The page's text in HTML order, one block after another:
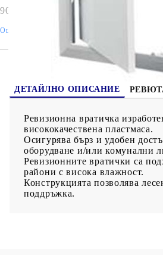
9010768
Оцени продукта
ДЕТАЙЛНО ОПИСАНИЕ
Ревизионна вратичка
висококачествена пластмаса.
Осигурява бърз и удобен
оборудване и/или комунални
Ревизионните вратички са
райони с висока влажност.
Конструкцията позволява
поддръжка.